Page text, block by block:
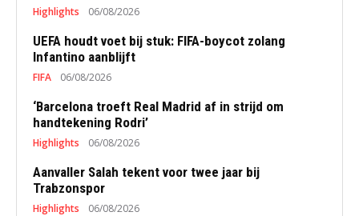
Highlights 06/08/2026
UEFA houdt voet bij stuk: FIFA-boycot zolang
Infantino aanblijft
FIFA 06/08/2026
‘Barcelona troeft Real Madrid af in strijd om
handtekening Rodri’
Highlights 06/08/2026
Aanvaller Salah tekent voor twee jaar bij
Trabzonspor
Highlights 06/08/2026